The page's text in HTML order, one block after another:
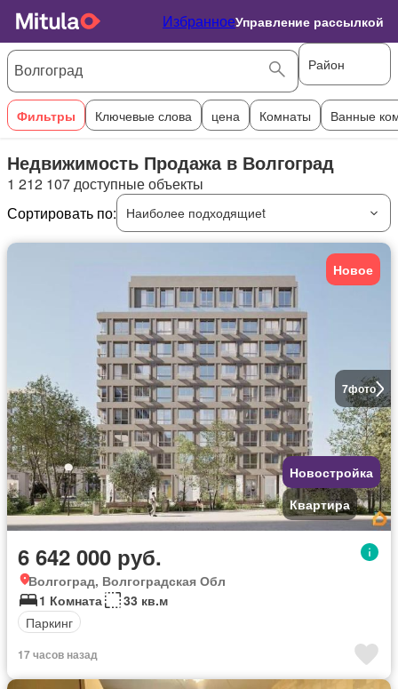
ИзбранноеУправление рассылкой
Район
Фильтры Ключевые слова цена Комнаты Ванные
Недвижимость Продажа в Волгоград
1 212 107 доступные объекты
Сортировать по:
Наиболее подходящиеt
7фото
Новое
Новостройка
Квартира
6 642 000 руб.
Волгоград, Волгоградская Обл
1 Комната
33 кв.м
Паркинг
17 часов назад